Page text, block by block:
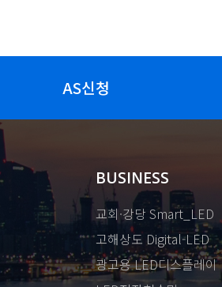
AS신청
BUSINESS
교회·강당 Smart_LED
고해상도 Digital-LED
광고용 LED디스플레이